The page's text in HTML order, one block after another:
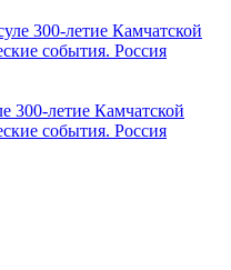
300-летие Камчатской
события. Россия